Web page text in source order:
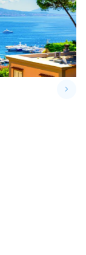
keyboard_arrow_right